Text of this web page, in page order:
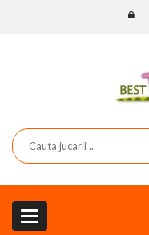
Toggle
navigation